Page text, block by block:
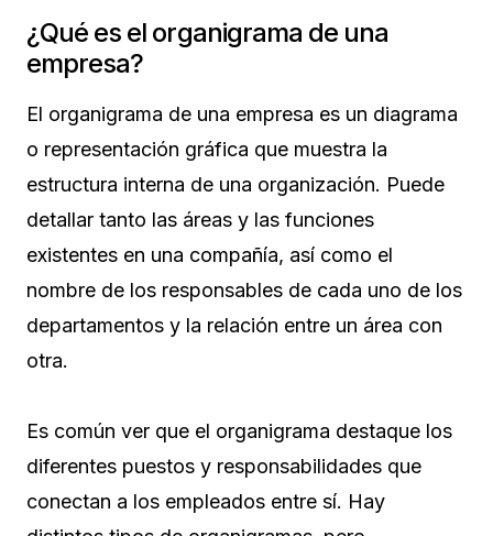
¿Qué es el organigrama de una
empresa?
El organigrama de una empresa es un diagrama
o representación gráfica que muestra la
estructura interna de una organización. Puede
detallar tanto las áreas y las funciones
existentes en una compañía, así como el
nombre de los responsables de cada uno de los
departamentos y la relación entre un área con
otra.
Es común ver que el organigrama destaque los
diferentes puestos y responsabilidades que
conectan a los empleados entre sí. Hay